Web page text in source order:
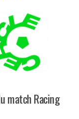
match Racing